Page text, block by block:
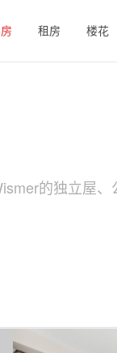
租房 楼花
的独立屋